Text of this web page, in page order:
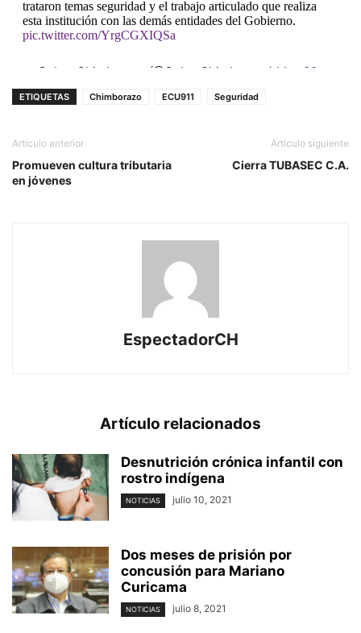
trataron temas seguridad y el trabajo articulado que realiza
esta institución con las demás entidades del Gobierno.
pic.twitter.com/YrgCGXIQSa
— Gober Chimborazo (@GoberChimborazo) May 20,
2019
ETIQUETAS Chimborazo ECU911 Seguridad
Artículo anterior
Promueven cultura tributaria
en jóvenes
Artículo siguiente
Cierra TUBASEC C.A.
EspectadorCH
Artículo relacionados
Desnutrición crónica infantil con
rostro indígena
NOTICIAS julio 10, 2021
Dos meses de prisión por
concusión para Mariano
Curicama
NOTICIAS julio 8, 2021